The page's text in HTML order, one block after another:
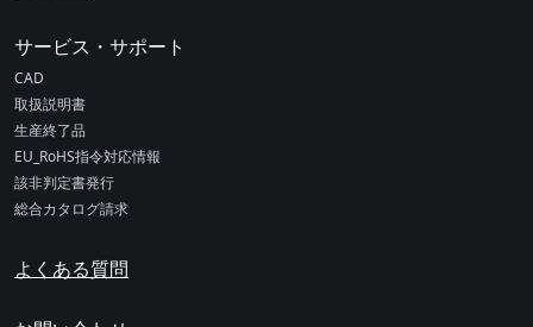
サービス・サポート
CAD
取扱説明書
生産終了品
EU_RoHS指令対応情報
該非判定書発行
総合カタログ請求
よくある質問